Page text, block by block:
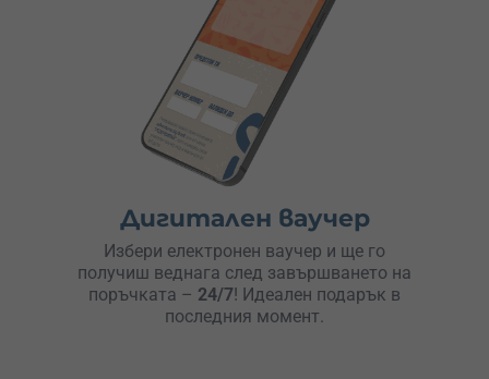
Дигитален ваучер
Избери електронен ваучер и ще го
получиш веднага след завършването на
поръчката – 24/7! Идеален подарък в
последния момент.